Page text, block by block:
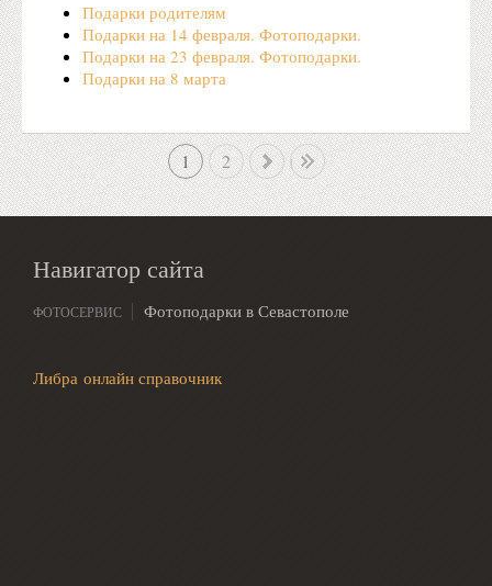
Подарки родителям
Подарки на 14 февраля. Фотоподарки.
Подарки на 23 февраля. Фотоподарки.
Подарки на 8 марта
1 2
» В конец
Навигатор сайта
ФОТОСЕРВИС Фотоподарки в Севастополе
Либра онлайн справочник